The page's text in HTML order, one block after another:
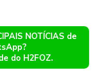
NOTÍCIAS de
do H2FOZ.